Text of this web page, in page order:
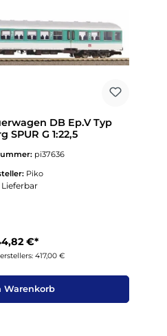
DB Ep.V Typ
SPUR G 1:22,5
pi37636
Piko
Lieferbar
€*
417,00 €
Warenkorb